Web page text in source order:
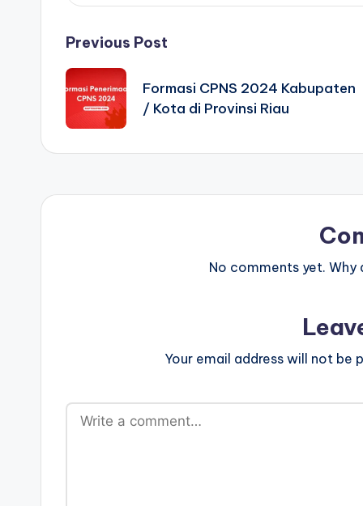
Post
navigation
Previous Post
Formasi CPNS 2024 Kabupaten
/ Kota di Provinsi Riau
No comments yet. Why
Your email address will not be